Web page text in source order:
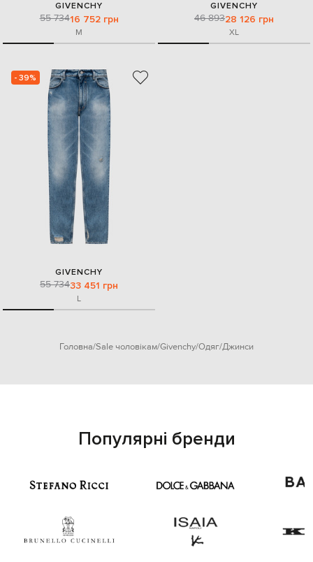
GIVENCHY
55 73416 752 грн
M
GIVENCHY
46 89328 126 грн
XL
- 39%
GIVENCHY
55 73433 451 грн
L
Головна Sale чоловікам Givenchy Одяг Джинси
Популярні бренди